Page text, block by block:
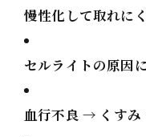
慢性化して取れに
セルライトの原因
血行不良 → くすみ